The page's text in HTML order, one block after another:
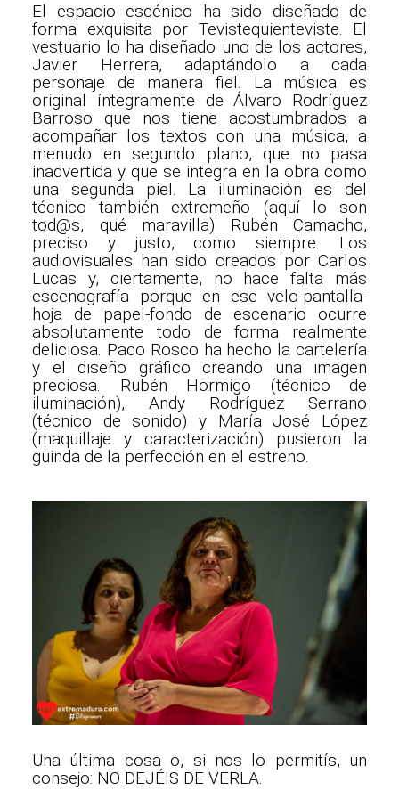
El espacio escénico ha sido diseñado de
forma exquisita por Tevistequienteviste. El
vestuario lo ha diseñado uno de los actores,
Javier Herrera, adaptándolo a cada
personaje de manera fiel. La música es
original íntegramente de Álvaro Rodríguez
Barroso que nos tiene acostumbrados a
acompañar los textos con una música, a
menudo en segundo plano, que no pasa
inadvertida y que se integra en la obra como
una segunda piel. La iluminación es del
técnico también extremeño (aquí lo son
tod@s, qué maravilla) Rubén Camacho,
preciso y justo, como siempre. Los
audiovisuales han sido creados por Carlos
Lucas y, ciertamente, no hace falta más
escenografía porque en ese velo-pantalla-
hoja de papel-fondo de escenario ocurre
absolutamente todo de forma realmente
deliciosa. Paco Rosco ha hecho la cartelería
y el diseño gráfico creando una imagen
preciosa. Rubén Hormigo (técnico de
iluminación), Andy Rodríguez Serrano
(técnico de sonido) y María José López
(maquillaje y caracterización) pusieron la
guinda de la perfección en el estreno.
Una última cosa o, si nos lo permitís, un
consejo: NO DEJÉIS DE VERLA.